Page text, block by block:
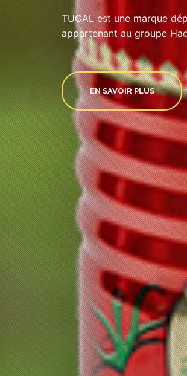
TUCAL est une marque
appartenant au groupe
EN SAVOIR PLUS